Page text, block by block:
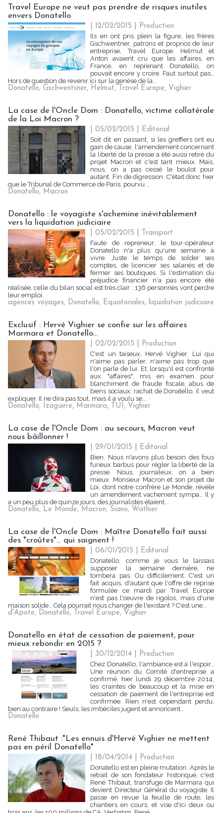
Travel Europe ne veut pas prendre de risques inutiles
envers Donatello
| 12/02/2015
Production
Ils en ont pris plein la figure, les frères
Gschwentner, patrons et proprios de leur
entreprise, Travel Europe. Helmut et
Anton avaient cru que les affaires, en
France, en reprenant Donatello, on
pouvait encore y croire. Faut surtout pas…
Hors de question de revenir ici sur la genèse de la...
Donatello, Gschwentsner, Helmut, Travel Europe, Vighier
La case de l'Oncle Dom : Donatello, victime collatérale
de la Loi Macron ?
| 05/02/2015
Editorial
Soit dit en passant, si les greffiers ont eu
gain de cause, l'amendement concernant
la liberté de la presse a été aussi retiré du
projet Macron et c'est tant mieux. Mais,
nous, on a pas cessé le boulot pour
autant. Fin de digression. C'était donc hier
que le Tribunal de Commerce de Paris, pourvu...
Donatello, Macron
Donatello : le voyagiste s'achemine inévitablement
vers la liquidation judiciaire
| 05/02/2015
Transport
Faute de repreneur, le tour-opérateur
Donatello n'a plus qu'une semaine à
vivre. Juste le temps de solder ses
comptes, de licencier ses salariés et de
fermer ses boutiques. Si l'estimation du
préjudice financier n'a pas encore été
réalisée, celle du bilan social est très clair : 136 personnes vont perdre
leur emploi.
agences voyages, Donatello, Equatoriales, liquidation judiciaire
Exclusif : Hervé Vighier se confie sur les affaires
Marmara et Donatello...
| 02/02/2015
Production
C'est un taiseux, Hervé Vighier. Lui qui
n'aime pas parler, n'aime pas trop que
l'on parle de lui. Et, lorsqu'il est confronté
aux "affaires", mis en examen pour
blanchiment de fraude fiscale, abus de
biens sociaux, rachat de Donatello, il veut
expliquer. Il ne dira pas tout, mais il a voulu se...
Donatello, Izaguirre, Marmara, TUI, Vighier
La case de l'Oncle Dom : au secours, Macron veut
nous bâillonner !
| 29/01/2015
Editorial
Bien. Nous n'avons plus besoin des fous
furieux barbus pour régler la liberté de la
presse. Nous, journaleux, on a bien
mieux. Monsieur Macron et son projet de
Loi, dont notre confrère Le Monde, révèle
un amendement vachement sympa… Il y
a un peu plus de quinze jours, des journalistes étaient...
Donatello, Le Monde, Macron, Siano, Wathier
La case de l'Oncle Dom : Maître Donatello fait aussi
des "croûtes"... qui saignent !
| 06/01/2015
Editorial
Donatello, comme je vous le laissais
supposer la semaine dernière, ne
tombera pas. Ou difficilement. C'est un
fait acquis, d'autant que l'offre de reprise
formulée ce mardi par Travel Europe
n'est pas l'œuvre de rigolos, mais d'une
maison solide… Cela pourrait nous changer de l'existant ? C'est une...
d'Apote, Donatello, Travel Europe, Vighier
Donatello en état de cessation de paiement, pour
mieux rebondir en 2015 ?
| 30/12/2014
Production
Chez Donatello, l'ambiance est à l'espoir…
Une réunion du Comité d'entreprise a
confirmé, hier lundi 29 décembre 2014,
les craintes de beaucoup et la mise en
cessation de paiement de l'entreprise est
confirmée. Rien n'est cependant perdu,
bien au contraire ! Seuls, les imbéciles jugent et annoncent...
Donatello
René Thibaut :"Les ennuis d'Hervé Vighier ne mettent
pas en péril Donatello"
| 18/04/2014
Production
Donatello est en pleine mutation. Après le
retrait de son fondateur historique, c'est
René Thibaut, transfuge de Marmara qui
devient Directeur Général du voyagiste. Il
passe en revue la feuille de route, les
chantiers en cours, et vise d'ici deux ou